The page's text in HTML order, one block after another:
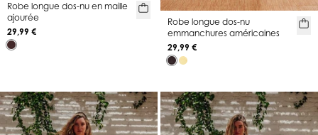
Robe longue dos-nu en maille
ajourée
29,99 €
Robe longue dos-nu
emmanchures américaines
29,99 €